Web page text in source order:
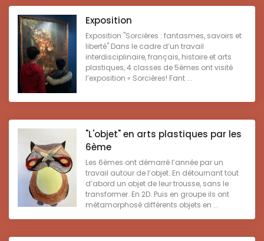
Exposition
Exposition "Sorcières : fantasmes, savoirs et
liberté" Dans le cadre d’un travail
interdisciplinaire, français, histoire et arts
plastiques, 4 classes de 5èmes ont visité
l’exposition « Sorcières! Fant ...
"L'objet" en arts plastiques par les
6ème
Les 6èmes ont démarré l’année par un
travail autour de l’objet. En détournant tout
d’abord un objet de leur trousse, sans le
transformer. En 2D. Puis en groupe ils ont
métamorphosé différents objets en ...